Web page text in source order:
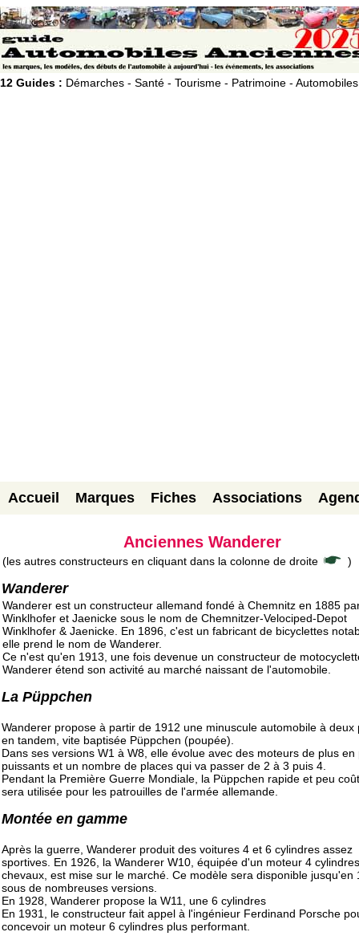
12 Guides : Démarches - Santé - Tourisme - Patrimoine - Automobiles
Accueil Marques Fiches Associations
Anciennes Wanderer
(les autres constructeurs en cliquant dans la colonne de droite )
Wanderer
Wanderer est un constructeur allemand fondé à Chemnitz en 1885
Winklhofer et Jaenicke sous le nom de Chemnitzer-Velociped-Depot
Winklhofer & Jaenicke. En 1896, c'est un fabricant de bicyclettes
elle prend le nom de Wanderer.
Ce n'est qu'en 1913, une fois devenue un constructeur de
Wanderer étend son activité au marché naissant de l'automobile.
La Püppchen
Wanderer propose à partir de 1912 une minuscule automobile à deux
en tandem, vite baptisée Püppchen (poupée).
Dans ses versions W1 à W8, elle évolue avec des moteurs de plus en
puissants et un nombre de places qui va passer de 2 à 3 puis 4.
Pendant la Première Guerre Mondiale, la Püppchen rapide et peu
sera utilisée pour les patrouilles de l'armée allemande.
Montée en gamme
Après la guerre, Wanderer produit des voitures 4 et 6 cylindres assez
sportives. En 1926, la Wanderer W10, équipée d'un moteur 4
chevaux, est mise sur le marché. Ce modèle sera disponible jusqu'en
sous de nombreuses versions.
En 1928, Wanderer propose la W11, une 6 cylindres
En 1931, le constructeur fait appel à l'ingénieur Ferdinand Porsche
concevoir un moteur 6 cylindres plus performant.